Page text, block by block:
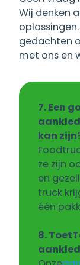
Wij denken
gedachten
met ons en
7. Een
kan
ze zijn
en
truck
één
8.